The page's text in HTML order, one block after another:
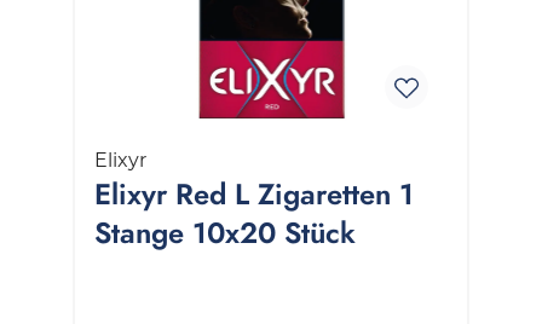
Elixyr
Elixyr Red L Zigaretten 1
Stange 10x20 Stück